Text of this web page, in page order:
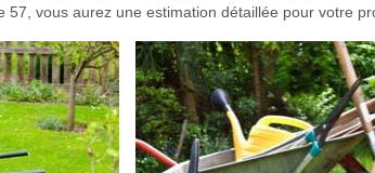
57, vous aurez une estimation détaillée pour votre